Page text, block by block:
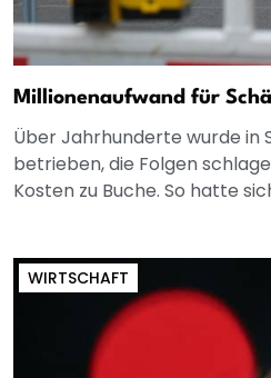
Millionenaufwand für
Über Jahrhunderte wurde in
betrieben, die Folgen
Kosten zu Buche. So hatte
WIRTSCHAFT